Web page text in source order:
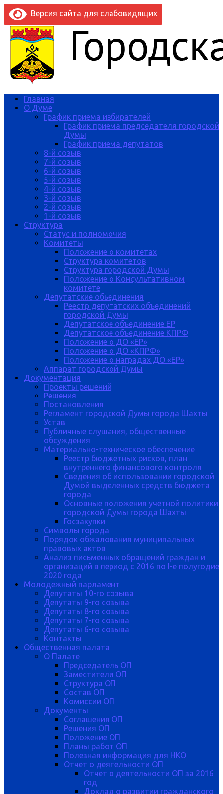
Версия сайта для слабовидящих
Главная
О Думе
График приема избирателей
График приема председателя городской
Думы
График приема депутатов
8-й созыв
7-й созыв
6-й созыв
5-й созыв
4-й созыв
3-й созыв
2-й созыв
1-й созыв
Структура
Статус и полномочия
Комитеты
Положение о комитетах
Структура комитетов
Структура городской Думы
Положение о Консультативном
комитете
Депутатские обьединения
Реестр депутатских объединений
городской Думы
Депутатское объединение ЕР
Депутатское объединение КПРФ
Положение о ДО «ЕР»
Положение о ДО «КПРФ»
Положение о наградах ДО «ЕР»
Аппарат городской Думы
Документация
Проекты решений
Решения
Постановления
Регламент городской Думы города Шахты
Устав
Публичные слушания, общественные
обсуждения
Материально-техническое обеспечение
Реестр бюджетных рисков, план
внутреннего финансового контроля
Сведения об использовании городской
Думой выделенных средств бюджета
города
Основные положения учетной политики
городской Думы города Шахты
Госзакупки
Символы города
Порядок обжалования муниципальных
правовых актов
Анализ письменных обращений граждан и
организаций в период с 2016 по I-е полугодие
2020 года
Молодежный парламент
Депутаты 10-го созыва
Депутаты 9-го созыва
Депутаты 8-го созыва
Депутаты 7-го созыва
Депутаты 6-го созыва
Контакты
Общественная палата
О Палате
Председатель ОП
Заместители ОП
Структура ОП
Состав ОП
Комиссии ОП
Документы
Соглашения ОП
Решения ОП
Положение ОП
Планы работ ОП
Полезная информация для НКО
Отчет о деятельности ОП
Отчет о деятельности ОП за 2016
год
Доклад о развитии гражданского